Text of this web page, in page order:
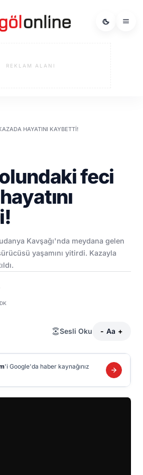
REKLAM ALANI
HAYATINI KAYBETTI!
feci
Kavşağı'nda meydana gelen
yaşamını yitirdi. Kazayla
Sesli Oku - Aa +
'i Google'da haber kaynağınız